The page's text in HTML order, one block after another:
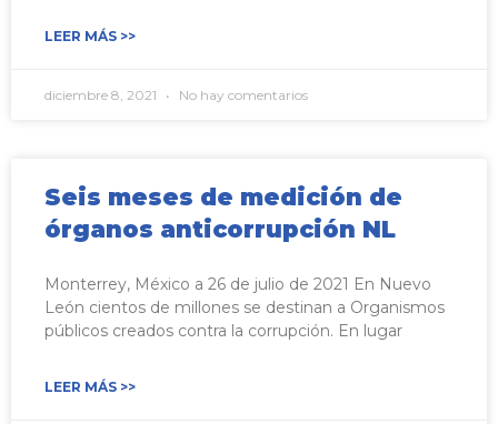
LEER MÁS >>
diciembre 8, 2021 No hay comentarios
Seis meses de medición de
órganos anticorrupción NL
Monterrey, México a 26 de julio de 2021 En Nuevo
León cientos de millones se destinan a Organismos
públicos creados contra la corrupción. En lugar
LEER MÁS >>